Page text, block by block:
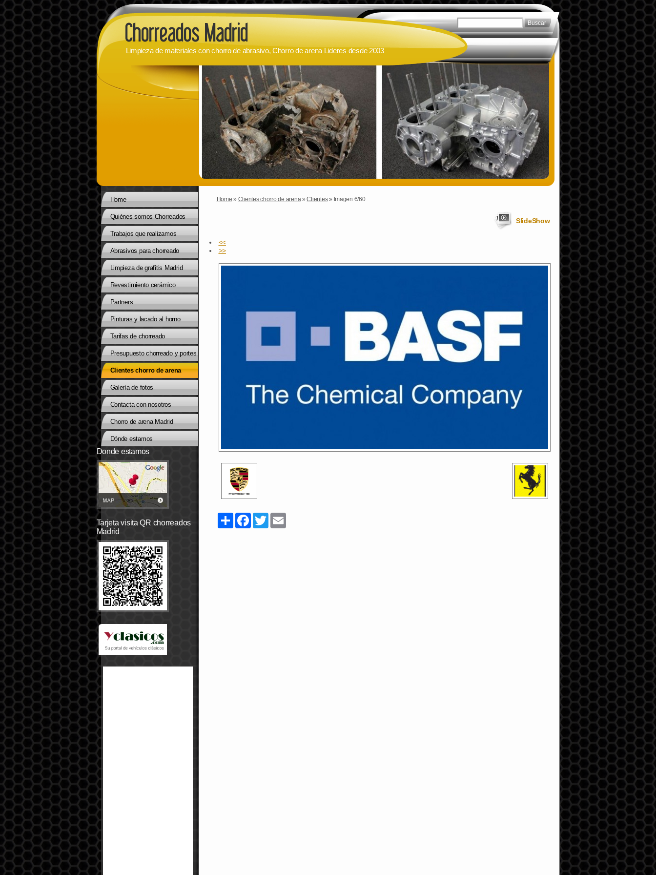
Limpieza de materiales con chorro de abrasivo, Chorro de arena Lideres desde 2003
Home » Clientes chorro de arena»Clientes» Imagen 6/60
SlideShow
<<
>>
ShareFacebook
TwitterEmail
Home
Quiénes somos Chorreados
Trabajos que realizamos
Abrasivos para chorreado
Limpieza de grafitis Madrid
Revestimiento cerámico
Partners
Pinturas y lacado al horno
Tarifas de chorreado
Presupuesto chorreado y portes
Clientes chorro de arena
Galería de fotos
Contacta con nosotros
Chorro de arena Madrid
Dónde estamos
Donde estamos
Tarjeta visita QR chorreados
Madrid